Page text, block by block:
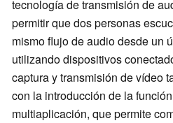
tecnología de transmisión de
permitir que dos personas
mismo flujo de audio desde un
utilizando dispositivos
captura y transmisión de vídeo
con la introducción de la
multiaplicación, que permite